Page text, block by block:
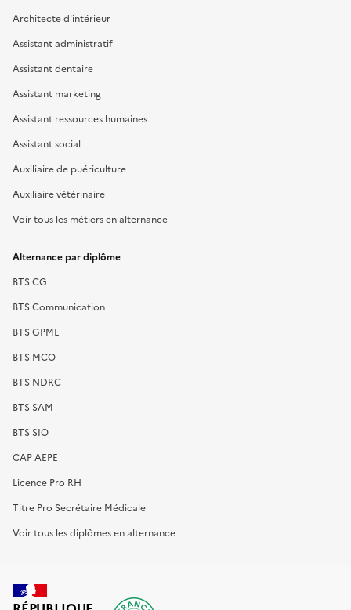
Architecte d'intérieur
Assistant administratif
Assistant dentaire
Assistant marketing
Assistant ressources humaines
Assistant social
Auxiliaire de puériculture
Auxiliaire vétérinaire
Voir tous les métiers en alternance
Alternance par diplôme
BTS CG
BTS Communication
BTS GPME
BTS MCO
BTS NDRC
BTS SAM
BTS SIO
CAP AEPE
Licence Pro RH
Titre Pro Secrétaire Médicale
Voir tous les diplômes en alternance